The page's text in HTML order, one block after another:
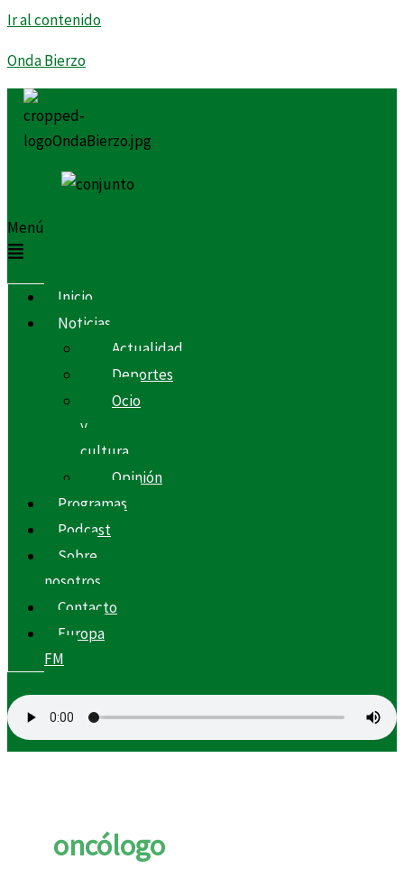
Ir al contenido
Onda Bierzo
Menú
Inicio
Noticias
Actualidad
Deportes
Ocio
y
cultura
Opinión
Programas
Podcast
Sobre
nosotros
Contacto
Europa
FM
oncólogo